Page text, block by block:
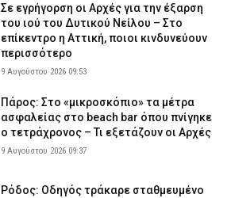
Σε εγρήγορση οι Αρχές για την έξαρση
του ιού του Δυτικού Νείλου – Στο
επίκεντρο η Αττική, ποιοι κινδυνεύουν
περισσότερο
9 Αυγούστου 2026 09:53
Πάρος: Στο «μικροσκόπιο» τα μέτρα
ασφαλείας στο beach bar όπου πνίγηκε
ο τετράχρονος – Τι εξετάζουν οι Αρχές
9 Αυγούστου 2026 09:37
Ρόδος: Οδηγός τράκαρε σταθμευμένο